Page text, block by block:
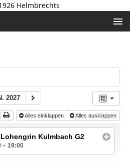
2027
Alles einklappen Alles ausklappen
Lohengrin Kulmbach G2
– 19:00